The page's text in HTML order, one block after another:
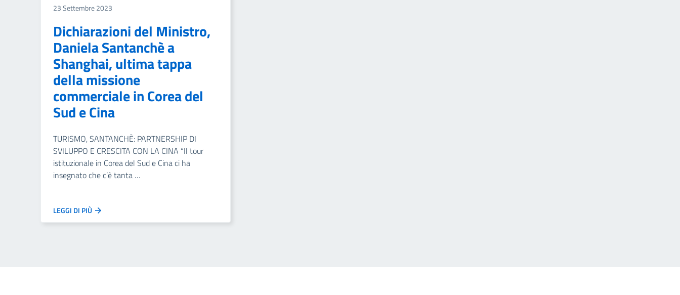
23 Settembre 2023
Dichiarazioni del Ministro,
Daniela Santanchè a
Shanghai, ultima tappa
della missione
commerciale in Corea del
Sud e Cina
TURISMO, SANTANCHÈ: PARTNERSHIP DI
SVILUPPO E CRESCITA CON LA CINA “Il tour
istituzionale in Corea del Sud e Cina ci ha
insegnato che c’è tanta …
LEGGI DI PIÙ